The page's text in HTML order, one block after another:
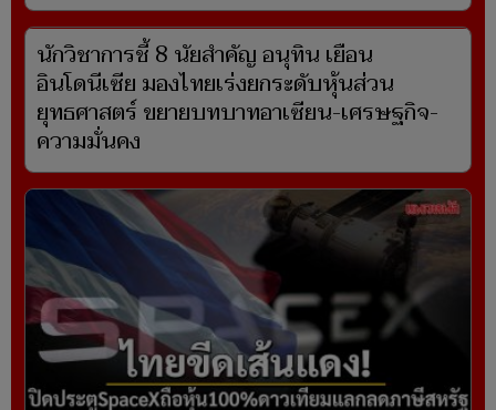
นักวิชาการชี้ 8 นัยสำคัญ อนุทิน เยือน
อินโดนีเซีย มองไทยเร่งยกระดับหุ้นส่วน
ยุทธศาสตร์ ขยายบทบาทอาเซียน-เศรษฐกิจ-
ความมั่นคง